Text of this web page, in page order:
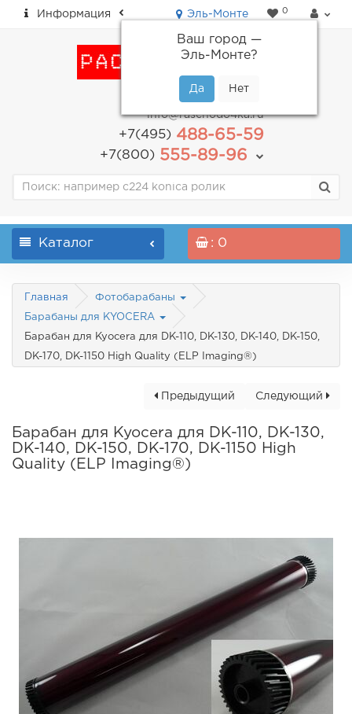
Информация Эль-Монте
Ваш город —
Эль-Монте?
0
пн-пт: с 9.00 до 18.00
info@raschodo4ka.ru
+7(495)488-65-59
+7(800)555-89-96
Каталог : 0
Главная Фотобарабаны
Барабаны для KYOCERA
Барабан для Kyocera для DK-110, DK-130, DK-140, DK-150,
DK-170, DK-1150 High Quality (ELP Imaging®)
Следующий
Предыдущий
Барабан для Kyocera для DK-110, DK-130,
DK-140, DK-150, DK-170, DK-1150 High
Quality (ELP Imaging®)